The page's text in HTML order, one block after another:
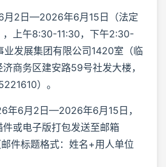
月2日—2026年6月15日（法定
，上午8:30-11:30，下午2:30-
发展集团有限公司1420室（临
商务区建安路59号社发大楼，
）。
年6月2日—2026年6月15日，
或电子版打包发送至邮箱
件标题格式：姓名+用人单位